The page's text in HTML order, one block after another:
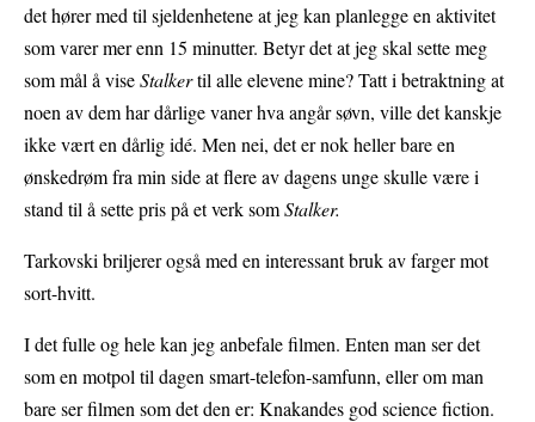
det hører med til sjeldenhetene at jeg kan planlegge en aktivitet
som varer mer enn 15 minutter. Betyr det at jeg skal sette meg
som mål å viseStalkertil alle elevene mine? Tatt i betraktning at
noen av dem har dårlige vaner hva angår søvn, ville det kanskje
ikke vært en dårligidé. Men nei, det er nok heller bare en
ønskedrøm fra min side at flere av dagens unge skulle være i
stand til å sette pris på et verk somStalker.
Tarkovski briljerer også med en interessant bruk av farger mot
sort-hvitt.
I det fulle og hele kan jeg anbefale filmen. Enten man ser det
som en motpol til dagen smart-telefon-samfunn, eller om man
bare ser filmen som det den er: Knakandes god science fiction.